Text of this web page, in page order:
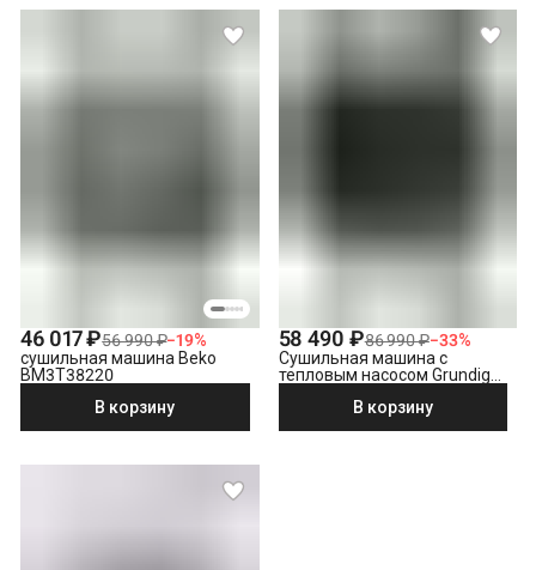
46 017 ₽56 990 ₽−19%
сушильная машина Beko
BM3T38220
В корзину
58 490 ₽86 990 ₽−33%
Сушильная машина с
тепловым насосом Grundig
В корзину